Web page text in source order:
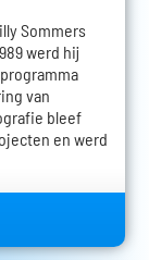
Sommers
werd hij
van
bleef
en werd